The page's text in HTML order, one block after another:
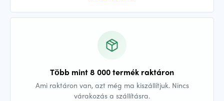
Több mint 8 000 termék raktáron
Ami raktáron van, azt még ma kiszállítjuk. Nincs
várakozás a szállításra.